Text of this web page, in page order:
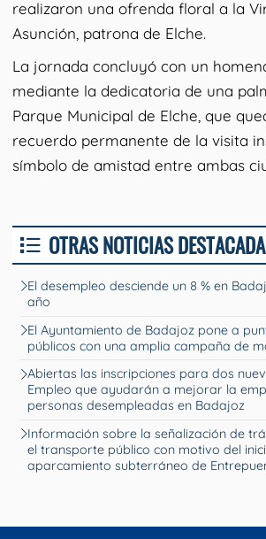
realizaron una ofrenda floral a la
Asunción, patrona de Elche.
La jornada concluyó con un
mediante la dedicatoria de una
Parque Municipal de Elche, que
recuerdo permanente de la visita
símbolo de amistad entre ambas
OTRAS NOTICIAS
El desempleo desciende un 8 % en
año
El Ayuntamiento de Badajoz pone a
públicos con una amplia campaña de
Abiertas las inscripciones para dos
Empleo que ayudarán a mejorar la
personas desempleadas en Badajoz
Información sobre la señalización de
el transporte público con motivo del
aparcamiento subterráneo de